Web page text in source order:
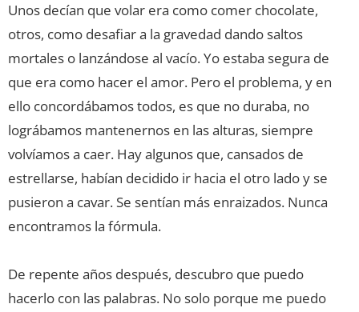
Unos decían que volar era como comer chocolate,
otros, como desafiar a la gravedad dando saltos
mortales o lanzándose al vacío. Yo estaba segura de
que era como hacer el amor. Pero el problema, y en
ello concordábamos todos, es que no duraba, no
lográbamos mantenernos en las alturas, siempre
volvíamos a caer. Hay algunos que, cansados de
estrellarse, habían decidido ir hacia el otro lado y se
pusieron a cavar. Se sentían más enraizados. Nunca
encontramos la fórmula.
De repente años después, descubro que puedo
hacerlo con las palabras. No solo porque me puedo